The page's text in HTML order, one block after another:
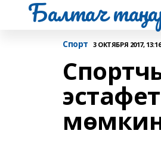
Балтач
Спорт 3 ОКТЯБРЯ 2017, 13:16